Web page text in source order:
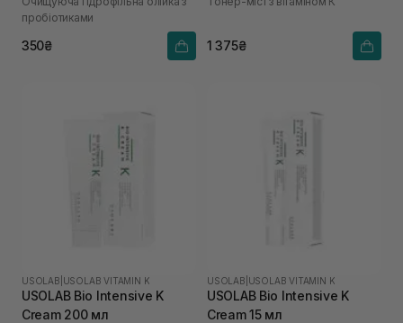
пробіотиками
350₴ 1 375₴
USOLAB USOLAB VITAMIN K
USOLAB Bio Intensive K
Cream 200 мл
USOLAB USOLAB VITAMIN K
USOLAB Bio Intensive K
Cream 15 мл